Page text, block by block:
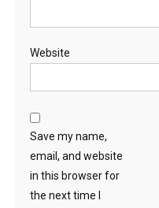
Website
Save my name,
email, and website
in this browser for
the next time I